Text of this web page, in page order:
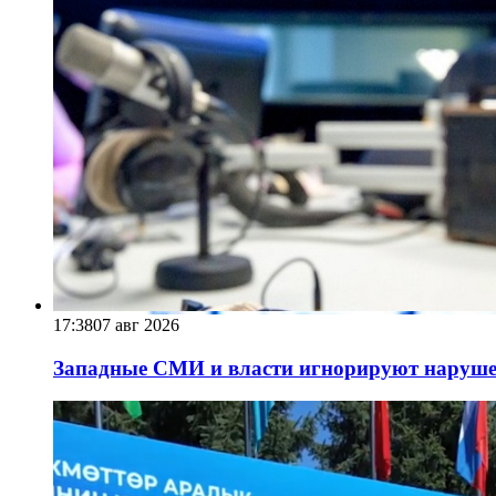
17:3807 авг 2026
Западные СМИ и власти игнорируют